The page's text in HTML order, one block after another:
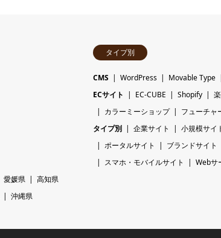
愛媛県
高知県
沖縄県
タイプ別
CMS WordPress
Movable Type
ECサイト
EC-CUBE Shopify
カラーミーショップ
フューチャ
タイプ別
企業サイト
小規模サイ
ポータルサイト
ブランドサイト
スマホ・モバイルサイト
Webサ